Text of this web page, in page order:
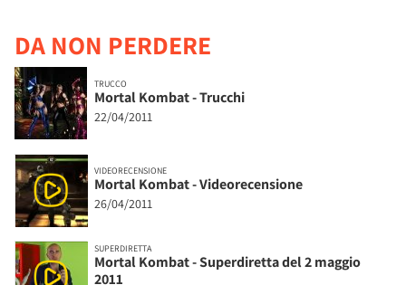
DA NON PERDERE
TRUCCO
Mortal Kombat - Trucchi
22/04/2011
VIDEORECENSIONE
Mortal Kombat - Videorecensione
26/04/2011
SUPERDIRETTA
Mortal Kombat - Superdiretta del 2 maggio
2011